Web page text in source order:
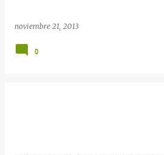
noviembre 21, 2013
0